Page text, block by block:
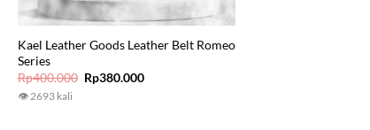
Kael Leather Goods Leather Belt Romeo
Series
Rp400.000 Original
price
Rp380.000Current
👁 2693 kali